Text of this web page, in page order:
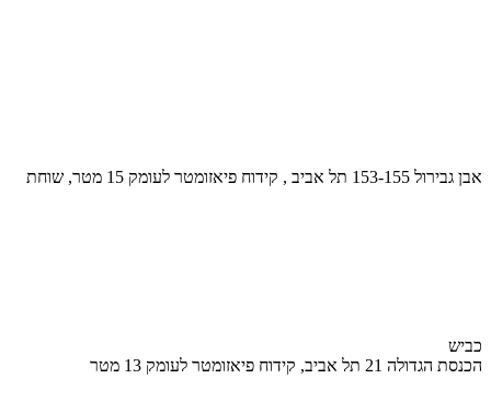
אבן גבירול 153-155 תל אביב , קידוח פיאזומטר לעומק 15 מטר, שוחת
כביש
הכנסת הגדולה 21 תל אביב, קידוח פיאזומטר לעומק 13 מטר